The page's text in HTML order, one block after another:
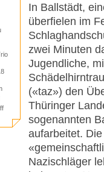
In Ballstädt,
überfielen im
zwei Minuten
Jugendliche,
(«taz») den
Thüringer
sogenannten
aufarbeitet.
Nazischläger